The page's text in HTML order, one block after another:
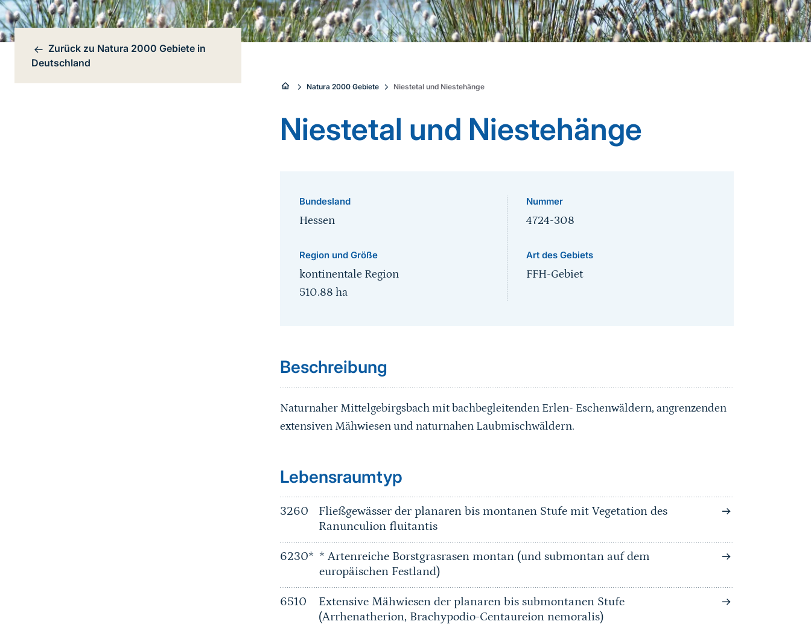
Bereichsnavigation
Zurück zu Natura 2000 Gebiete in
Deutschland
Sie
sind
hier:
Natura 2000 Gebiete Niestetal und Niestehänge
Niestetal und Niestehänge
Bundesland
Hessen
Region und Größe
kontinentale Region
510.88 ha
Nummer
4724-308
Art des Gebiets
FFH-Gebiet
Beschreibung
Naturnaher Mittelgebirgsbach mit bachbegleitenden Erlen- Eschenwäldern, angrenzenden
extensiven Mähwiesen und naturnahen Laubmischwäldern.
Sprungmarke
Lebensraumtyp
3260
Fließgewässer der planaren bis montanen Stufe mit Vegetation des
Ranunculion fluitantis
6230* * Artenreiche Borstgrasrasen montan (und submontan auf dem
europäischen Festland)
6510
Extensive Mähwiesen der planaren bis submontanen Stufe
(Arrhenatherion, Brachypodio-Centaureion nemoralis)